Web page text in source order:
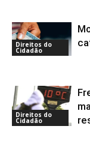
Direitos do
Cidadão
Direitos do
Cidadão